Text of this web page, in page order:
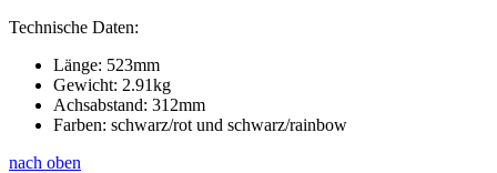
Technische Daten:
Länge: 523mm
Gewicht: 2.91kg
Achsabstand: 312mm
Farben: schwarz/rot und schwarz/rainbow
nach oben